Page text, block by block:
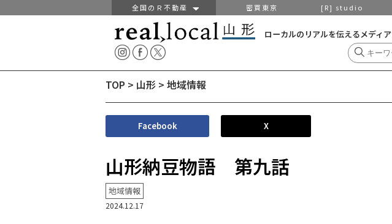
全国のＲ不動産 密買東京 [R] studio
ローカルのリアルを伝えるメディア
TOP > 山形 > 地域情報
Facebook X
山形納豆物語 第九話
地域情報
2024.12.17